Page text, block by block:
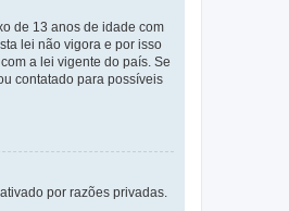
de 13 anos de idade com
lei não vigora e por isso
a lei vigente do país. Se
contatado para possíveis
por razões privadas.